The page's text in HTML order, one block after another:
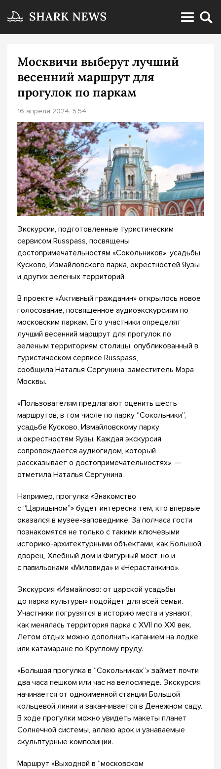
Москвичи выберут лучший
весенний маршрут для
прогулок по паркам
16 апреля 2024, 5:54
Экскурсии, подготовленные туристическим
сервисом Russpass, посвящены
достопримечательностям «Сокольников», усадьбы
Кусково, Измайловского парка, окрестностей Яузы
и других зеленых территорий.
В проекте «Активный гражданин» открылось новое
голосование, посвященное аудиоэкскурсиям по
московским паркам. Его участники определят
лучший весенний маршрут для прогулок по
зеленым территориям столицы, опубликованный в
туристическом сервисе Russpass,
сообщила Наталья Сергунина, заместитель Мэра
Москвы.
«Пользователям предлагают оценить шесть
маршрутов, в том числе по парку “Сокольники”,
усадьбе Кусково, Измайловскому парку
и окрестностям Яузы. Каждая экскурсия
сопровождается аудиогидом, который
рассказывает о достопримечательностях», —
отметила Наталья Сергунина.
Например, прогулка «Знакомство
с “Царицыном”» будет интересна тем, кто впервые
оказался в музее-заповеднике. За полчаса гости
познакомятся не только с такими ключевыми
историко-архитектурными объектами, как Большой
дворец, Хлебный дом и Фигурный мост, но и
с павильонами «Миловида» и «Нерастанкино».
Экскурсия «Измайлово: от царской усадьбы
до парка культуры» подойдет для всей семьи.
Участники погрузятся в историю места и узнают,
как менялась территория парка с XVII по XXI век.
Летом отдых можно дополнить катанием на лодке
или катамаране по Круглому пруду.
«Большая прогулка в “Сокольниках”» займет почти
два часа пешком или час на велосипеде. Экскурсия
начинается от одноименной станции Большой
кольцевой линии и заканчивается в Денежном саду.
В ходе прогулки можно увидеть макеты планет
Солнечной системы, аллею арок и узнаваемые
скульптурные композиции.
Маршрут «Выходной в “московском